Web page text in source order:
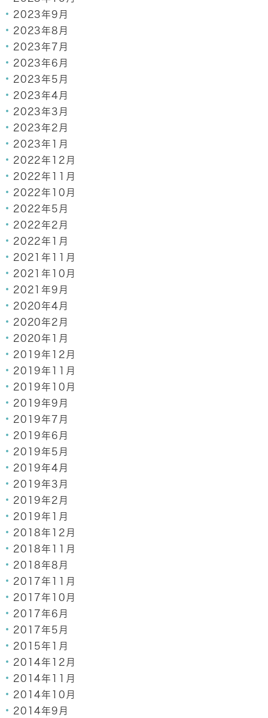
2023年9月
2023年8月
2023年7月
2023年6月
2023年5月
2023年4月
2023年3月
2023年2月
2023年1月
2022年12月
2022年11月
2022年10月
2022年5月
2022年2月
2022年1月
2021年11月
2021年10月
2021年9月
2020年4月
2020年2月
2020年1月
2019年12月
2019年11月
2019年10月
2019年9月
2019年7月
2019年6月
2019年5月
2019年4月
2019年3月
2019年2月
2019年1月
2018年12月
2018年11月
2018年8月
2017年11月
2017年10月
2017年6月
2017年5月
2015年1月
2014年12月
2014年11月
2014年10月
2014年9月